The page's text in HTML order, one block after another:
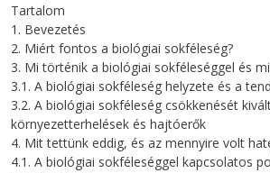
Tartalom
1. Bevezetés
2. Miért fontos a biológiai sokféleség?
3. Mi történik a biológiai sokféleséggel és
3.1. A biológiai sokféleség helyzete és a
3.2. A biológiai sokféleség csökkenését
környezetterhelések és hajtóerők
4. Mit tettünk eddig, és az mennyire volt
4.1. A biológiai sokféleséggel kapcsolatos